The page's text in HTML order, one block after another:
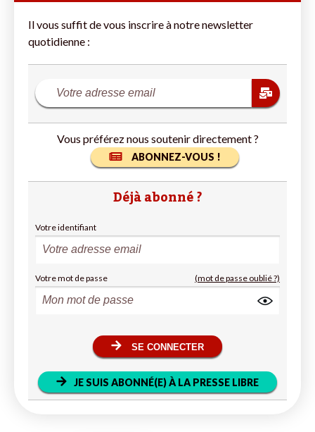
Il vous suffit de vous inscrire à notre newsletter
quotidienne :
Vous préférez nous soutenir directement ?
ABONNEZ-VOUS !
Déjà abonné ?
Votre identifiant
Votre mot de passe (mot de passe oublié ?)
SE CONNECTER
JE SUIS ABONNÉ(E) À LA PRESSE LIBRE